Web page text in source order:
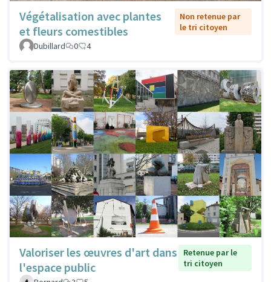
Végétalisation avec plantes
et fleurs comestibles
Non retenue par
le tri citoyen
Dubillard
0 4
Valoriser les œuvres d'art dans
l'espace public
Retenue par le
tri citoyen